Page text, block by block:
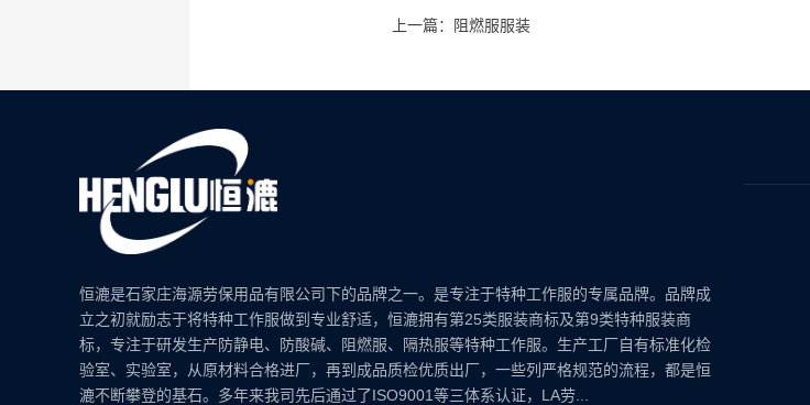
上一篇：阻燃服服装
恒漉是石家庄海源劳保用品有限公司下的品牌之一。是专注于特种工作服的专属品牌。品牌成
立之初就励志于将特种工作服做到专业舒适，恒漉拥有第25类服装商标及第9类特种服装商
标，专注于研发生产防静电、防酸碱、阻燃服、隔热服等特种工作服。生产工厂自有标准化检
验室、实验室，从原材料合格进厂，再到成品质检优质出厂，一些列严格规范的流程，都是恒
漉不断攀登的基石。多年来我司先后通过了ISO9001等三体系认证，LA劳...